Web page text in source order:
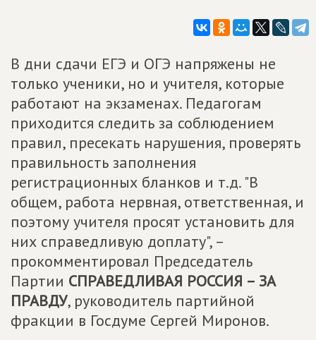
В дни сдачи ЕГЭ и ОГЭ напряжены не
только ученики, но и учителя, которые
работают на экзаменах. Педагогам
приходится следить за соблюдением
правил, пресекать нарушения, проверять
правильность заполнения
регистрационных бланков и т.д. "В
общем, работа нервная, ответственная, и
поэтому учителя просят установить для
них справедливую доплату", –
прокомментировал Председатель
Партии СПРАВЕДЛИВАЯ РОССИЯ – ЗА
ПРАВДУ, руководитель партийной
фракции в Госдуме Сергей Миронов.